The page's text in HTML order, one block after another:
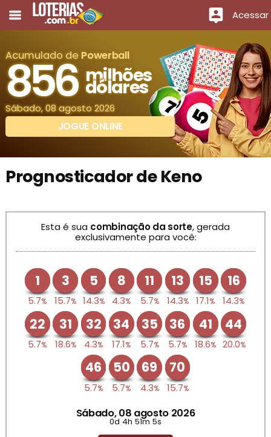
Acessar
Acumulado de Powerball
856 milhões
dólares
Sábado, 08 agosto 2026
JOGUE ONLINE
Prognosticador de Keno
Esta é sua combinação da sorte, gerada
exclusivamente para você:
1
5.7%
3
15.7%
5
14.3%
8
4.3%
11
5.7%
13
14.3%
15
17.1%
16
14.3%
22
5.7%
31
18.6%
32
4.3%
34
17.1%
35
5.7%
36
5.7%
41
18.6%
44
20.0%
46
5.7%
50
5.7%
69
4.3%
70
15.7%
Sábado, 08 agosto 2026
0d 4h 51m 5s